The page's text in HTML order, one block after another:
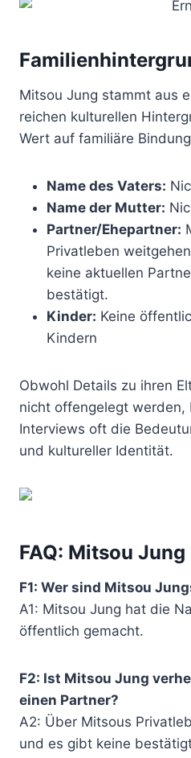
Mitsou Jung stammt aus
reichen kulturellen
Wert auf familiäre
Name des Vaters:
Name der Mutter:
Partner/Ehepartner:
Privatleben
keine aktuellen
bestätigt.
Kinder: Keine
Kindern
Obwohl Details zu ihren
nicht offengelegt werden,
Interviews oft die
und kultureller Identität.
FAQ: Mitsou
F1: Wer sind Mitsou
A1: Mitsou Jung hat die
öffentlich gemacht.
F2: Ist Mitsou Jung
einen Partner?
A2: Über Mitsous
und es gibt keine